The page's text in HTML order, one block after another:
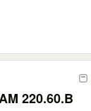
220.60.B